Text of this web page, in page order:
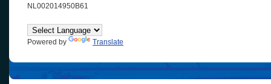
NL002014950B61
Powered by Translate